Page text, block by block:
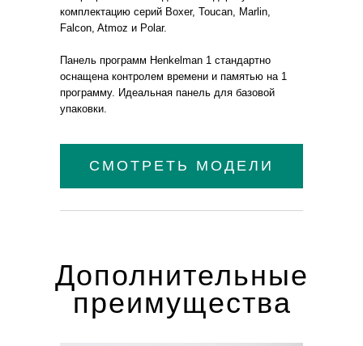
комплектацию серий Boxer, Toucan, Marlin,
Falcon, Atmoz и Polar.
Панель программ Henkelman 1 стандартно
оснащена контролем времени и памятью на 1
программу. Идеальная панель для базовой
упаковки.
СМОТРЕТЬ МОДЕЛИ
Дополнительные
преимущества